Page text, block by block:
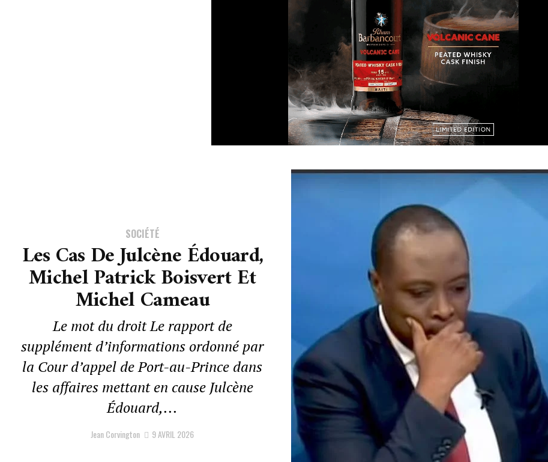
SOCIÉTÉ
Les Cas De Julcène Édouard,
Michel Patrick Boisvert Et
Michel Cameau
Le mot du droit Le rapport de
supplément d’informations ordonné par
la Cour d’appel de Port-au-Prince dans
les affaires mettant en cause Julcène
Édouard,...
Jean Corvington 9 AVRIL 2026